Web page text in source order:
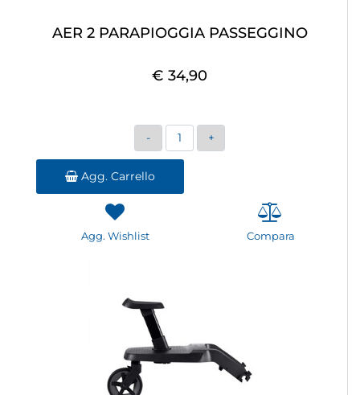
AER 2 PARAPIOGGIA PASSEGGINO
€ 34,90
Quantità
Agg. Carrello
Agg. Wishlist Compara